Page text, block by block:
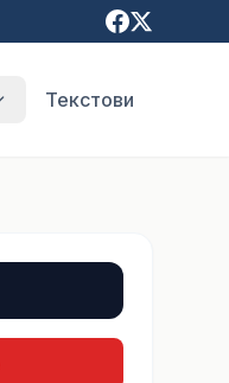
Текстови